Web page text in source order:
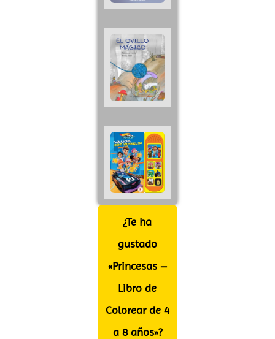
¿Te ha
gustado
«Princesas –
Libro de
Colorear de 4
a 8 años»?